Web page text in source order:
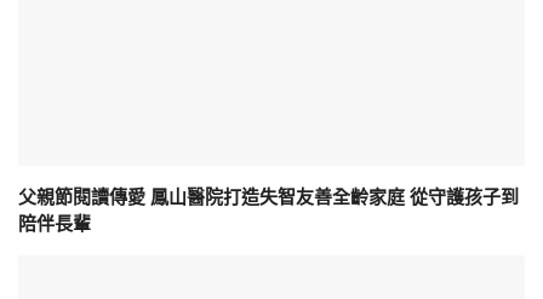
父親節閱讀傳愛 鳳山醫院打造失智友善全齡家庭 從守護孩子到
陪伴長輩